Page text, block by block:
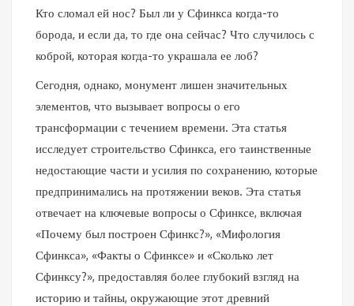
Кто сломал ей нос? Был ли у Сфинкса когда-то
борода, и если да, то где она сейчас? Что случилось с
коброй, которая когда-то украшала ее лоб?
Сегодня, однако, монумент лишен значительных
элементов, что вызывает вопросы о его
трансформации с течением времени. Эта статья
исследует строительство Сфинкса, его таинственные
недостающие части и усилия по сохранению, которые
предпринимались на протяжении веков. Эта статья
отвечает на ключевые вопросы о Сфинксе, включая
«Почему был построен Сфинкс?», «Мифология
Сфинкса», «Факты о Сфинксе» и «Сколько лет
Сфинксу?», предоставляя более глубокий взгляд на
историю и тайны, окружающие этот древний